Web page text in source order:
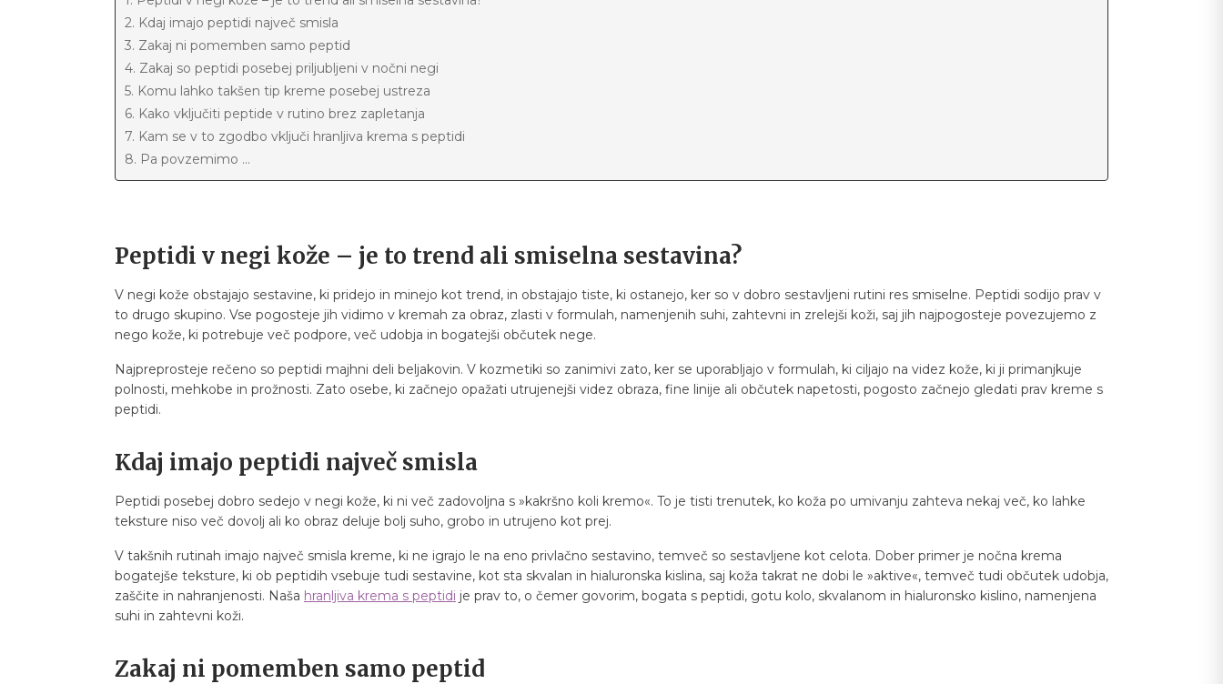
2. Kdaj imajo peptidi največ smisla
3. Zakaj ni pomemben samo peptid
4. Zakaj so peptidi posebej priljubljeni v nočni negi
5. Komu lahko takšen tip kreme posebej ustreza
6. Kako vključiti peptide v rutino brez zapletanja
7. Kam se v to zgodbo vključi hranljiva krema s peptidi
8. Pa povzemimo ...
Peptidi v negi kože – je to trend ali smiselna sestavina?
V negi kože obstajajo sestavine, ki pridejo in minejo kot trend, in obstajajo tiste, ki ostanejo, ker so v dobro sestavljeni rutini res smiselne. Peptidi sodijo prav v
to drugo skupino. Vse pogosteje jih vidimo v kremah za obraz, zlasti v formulah, namenjenih suhi, zahtevni in zrelejši koži, saj jih najpogosteje povezujemo z
nego kože, ki potrebuje več podpore, več udobja in bogatejši občutek nege.
Najpreprosteje rečeno so peptidi majhni deli beljakovin. V kozmetiki so zanimivi zato, ker se uporabljajo v formulah, ki ciljajo na videz kože, ki ji primanjkuje
polnosti, mehkobe in prožnosti. Zato osebe, ki začnejo opažati utrujenejši videz obraza, fine linije ali občutek napetosti, pogosto začnejo gledati prav kreme s
peptidi.
Kdaj imajo peptidi največ smisla
Peptidi posebej dobro sedejo v negi kože, ki ni več zadovoljna s »kakršno koli kremo«. To je tisti trenutek, ko koža po umivanju zahteva nekaj več, ko lahke
teksture niso več dovolj ali ko obraz deluje bolj suho, grobo in utrujeno kot prej.
V takšnih rutinah imajo največ smisla kreme, ki ne igrajo le na eno privlačno sestavino, temveč so sestavljene kot celota. Dober primer je nočna krema
bogatejše teksture, ki ob peptidih vsebuje tudi sestavine, kot sta skvalan in hialuronska kislina, saj koža takrat ne dobi le »aktive«, temveč tudi občutek udobja,
zaščite in nahranjenosti. Naša hranljiva krema s peptidi je prav to, o čemer govorim, bogata s peptidi, gotu kolo, skvalanom in hialuronsko kislino, namenjena
suhi in zahtevni koži.
Zakaj ni pomemben samo peptid